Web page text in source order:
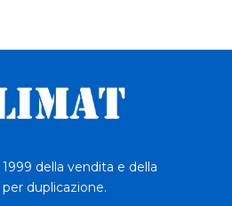
della vendita e della
duplicazione.